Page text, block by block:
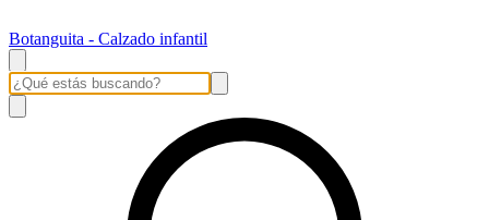
Botanguita - Calzado infantil